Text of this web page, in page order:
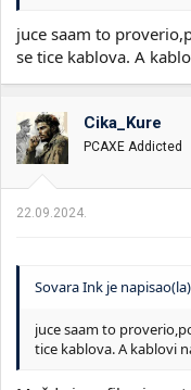
juce saam to
se tice kablova. A
Cika_Kure
PCAXE Addicted
22.09.2024.
Sovara Ink je
juce saam to
tice kablova. A kablovi